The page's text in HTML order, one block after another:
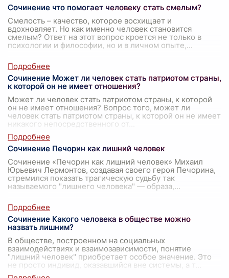
Сочинение что помогает человеку стать смелым?
Смелость – качество, которое восхищает и
вдохновляет. Но как именно человек становится
смелым? Ответ на этот вопрос кроется не только в
психологии и философии, но и в личном опыте,...
Сочинение Может ли человек стать патриотом страны,
к которой он не имеет отношения?
Может ли человек стать патриотом страны, к которой
он не имеет отношения? Вопрос того, может ли
человек стать патриотом страны, к которой он не имеет
никакого непосредственного от
Сочинение Печорин как лишний человек
Сочинение «Печорин как лишний человек» Михаил
Юрьевич Лермонтов, создавая своего героя Печорина,
стремился показать трагическую судьбу так
называемого "лишнего человека" — образа,...
Сочинение Какого человека в обществе можно
назвать лишним?
В обществе, построенном на социальных
взаимодействиях и взаимозависимости, понятие
"лишний человек" приобретает особое значение. Это
не просто индивид, оказавшийся вне системы, а т